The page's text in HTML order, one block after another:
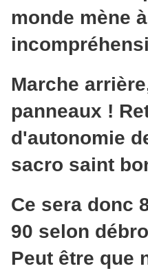
monde mène
Marche
panneaux !
d'autonomie
sacro saint
Ce sera donc
90 selon
Peut être que